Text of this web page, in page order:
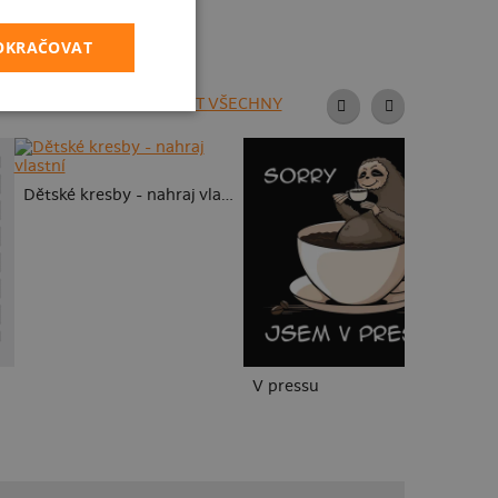
ZOBRAZIT VŠECHNY
Dětské kresby - nahraj vlastní
V pressu